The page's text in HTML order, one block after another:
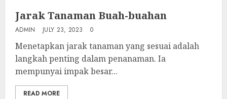
Jarak Tanaman Buah-buahan
ADMIN JULY 23, 2023 0
Menetapkan jarak tanaman yang sesuai adalah
langkah penting dalam penanaman. Ia
mempunyai impak besar...
READ MORE